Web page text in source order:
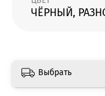
ЧЁРНЫЙ,
Выбрать